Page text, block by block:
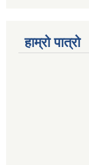
हाम्रो पात्रो